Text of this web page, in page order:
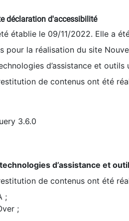
déclaration d'accessibilité
établie le 09/11/2022. Elle a
pour la réalisation du site
d’assistance et
de contenus ont été
3.6.0
d’assistance et
de contenus ont été
;
;